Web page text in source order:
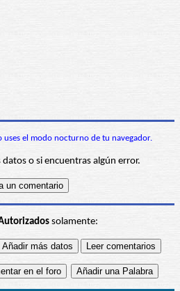
uses el modo nocturno de tu navegador.
o si encuentras algún error.
solamente: